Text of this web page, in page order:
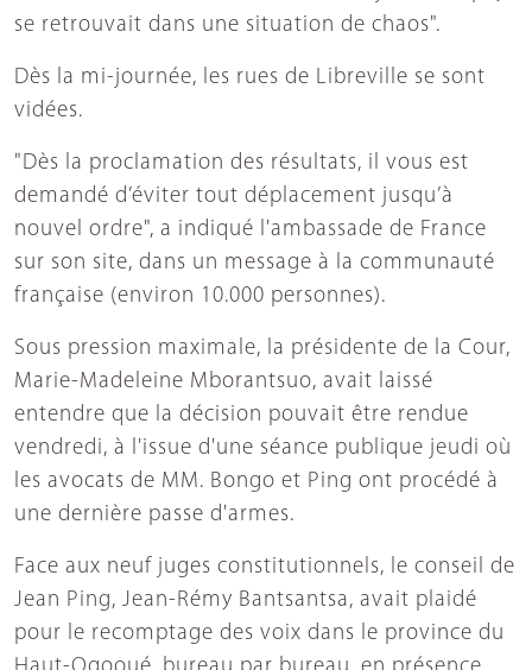
se retrouvait dans une situation de chaos".
Dès la mi-journée, les rues de Libreville se sont
vidées.
"Dès la proclamation des résultats, il vous est
demandé d’éviter tout déplacement jusqu’à
nouvel ordre", a indiqué l'ambassade de France
sur son site, dans un message à la communauté
française (environ 10.000 personnes).
Sous pression maximale, la présidente de la Cour,
Marie-Madeleine Mborantsuo, avait laissé
entendre que la décision pouvait être rendue
vendredi, à l'issue d'une séance publique jeudi où
les avocats de MM. Bongo et Ping ont procédé à
une dernière passe d'armes.
Face aux neuf juges constitutionnels, le conseil de
Jean Ping, Jean-Rémy Bantsantsa, avait plaidé
pour le recomptage des voix dans le province du